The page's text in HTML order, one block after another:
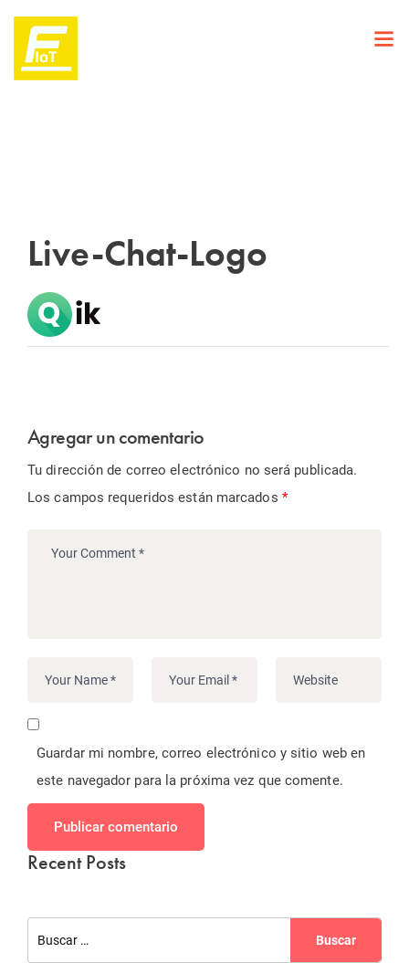
Live-Chat-Logo
Agregar un comentario
Tu dirección de correo electrónico no será publicada.
Los campos requeridos están marcados *
Guardar mi nombre, correo electrónico y sitio web en
este navegador para la próxima vez que comente.
Publicar comentario
Recent Posts